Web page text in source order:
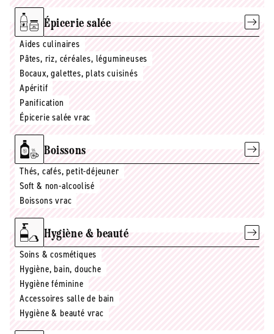
Épicerie salée
Aides culinaires
Pâtes, riz, céréales, légumineuses
Bocaux, galettes, plats cuisinés
Apéritif
Panification
Épicerie salée vrac
Boissons
Thés, cafés, petit-déjeuner
Soft & non-alcoolisé
Boissons vrac
Hygiène & beauté
Soins & cosmétiques
Hygiène, bain, douche
Hygiène féminine
Accessoires salle de bain
Hygiène & beauté vrac